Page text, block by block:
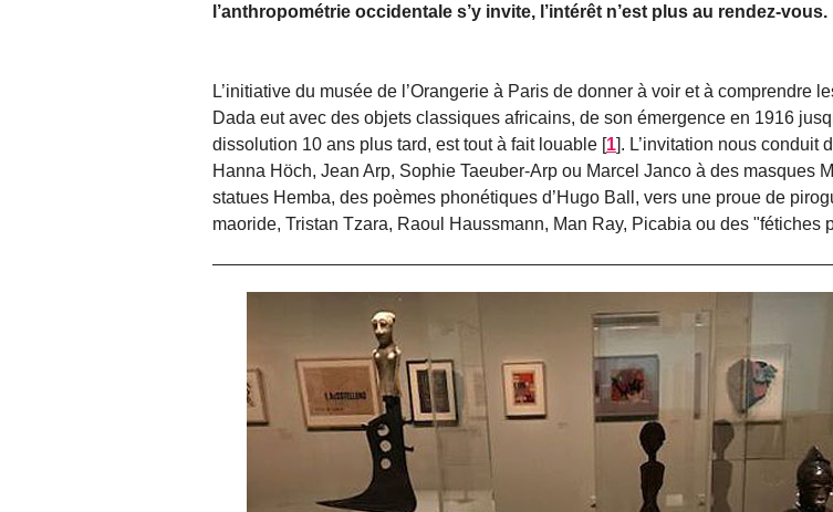
l’anthropométrie occidentale s’y invite, l’intérêt n’est plus au rendez-vous.
L’initiative du musée de l’Orangerie à Paris de donner à voir et à comprendre
Dada eut avec des objets classiques africains, de son émergence en 1916
dissolution 10 ans plus tard, est tout à fait louable [1]. L’invitation nous conduit
Hanna Höch, Jean Arp, Sophie Taeuber-Arp ou Marcel Janco à des masques
statues Hemba, des poèmes phonétiques d’Hugo Ball, vers une proue de
maoride, Tristan Tzara, Raoul Haussmann, Man Ray, Picabia ou des "fétiches